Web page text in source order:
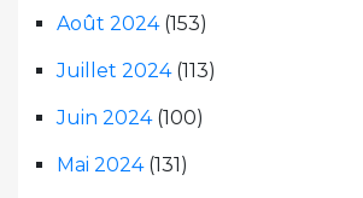
Août 2024(153)
Juillet 2024(113)
Juin 2024(100)
Mai 2024(131)